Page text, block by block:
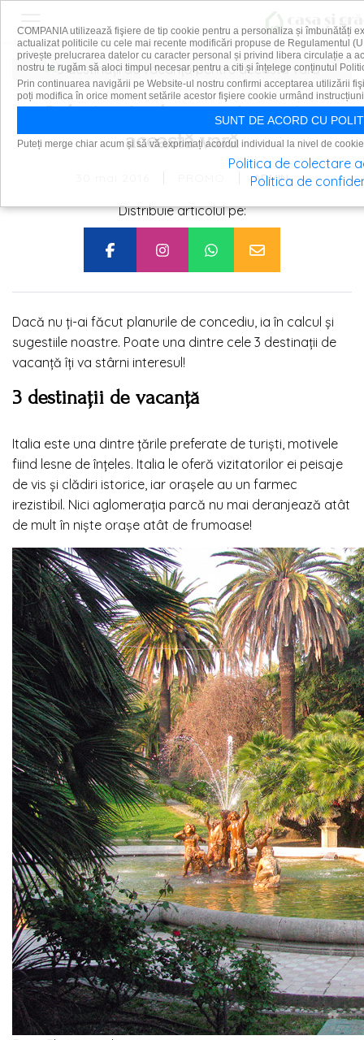
3 destinații de vacanță pentru
această vară
ADMIN
Distribuie articolul pe:
Dacă nu ți-ai făcut planurile de concediu, ia în calcul și
sugestiile noastre. Poate una dintre cele 3 destinații de
vacanță îți va stârni interesul!
3 destinații de vacanță
Italia este una dintre țările preferate de turiști, motivele
fiind lesne de înțeles. Italia le oferă vizitatorilor ei peisaje
de vis și clădiri istorice, iar orașele au un farmec
irezistibil. Nici aglomerația parcă nu mai deranjează atât
de mult în niște orașe atât de frumoase!
COMPANIA utilizează fişiere de tip cookie pentru a personaliza și îmbunătăți
actualizat politicile cu cele mai recente modificări propuse de Regulamentul
privește prelucrarea datelor cu caracter personal și privind libera circulație a
nostru te rugăm să aloci timpul necesar pentru a citi și înțelege conținutul
Prin continuarea navigării pe Website-ul nostru confirmi acceptarea utilizării
poți modifica în orice moment setările acestor fişiere cookie urmând
SUNT DE ACORD CU
Puteți merge chiar acum și să vă exprimați acordul individual la nivel de
Politica de colectare
Politica de